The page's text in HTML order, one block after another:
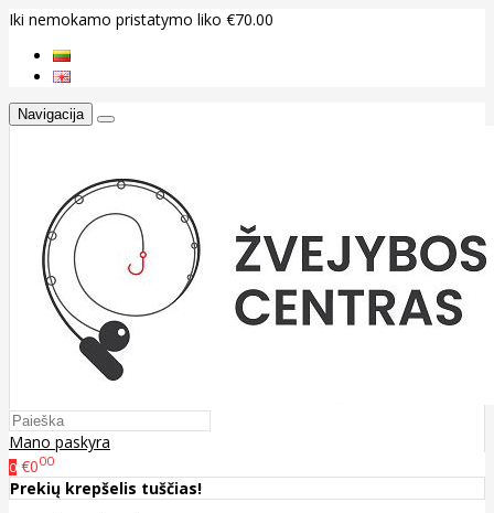
Iki nemokamo pristatymo liko €70.00
Navigacija
Mano paskyra
0 €000
Prekių krepšelis tuščias!